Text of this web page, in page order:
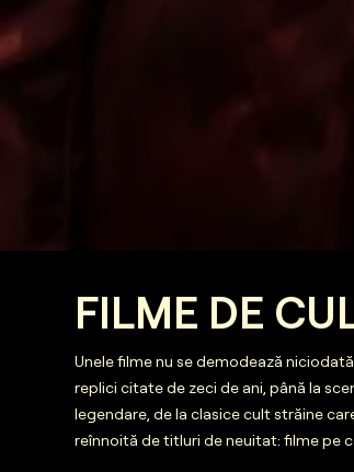
FILME DE
Unele filme nu se demodează
replici citate de zeci de ani, până la
legendare, de la clasice cult străine
reînnoită de titluri de neuitat: filme pe